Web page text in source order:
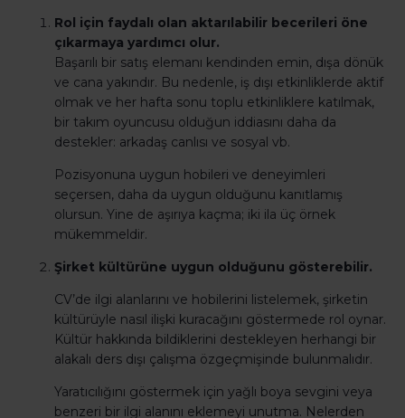
Rol için faydalı olan aktarılabilir becerileri öne
çıkarmaya yardımcı olur.
Başarılı bir satış elemanı kendinden emin, dışa dönük
ve cana yakındır. Bu nedenle, iş dışı etkinliklerde aktif
olmak ve her hafta sonu toplu etkinliklere katılmak,
bir takım oyuncusu olduğun iddiasını daha da
destekler: arkadaş canlısı ve sosyal vb.
Pozisyonuna uygun hobileri ve deneyimleri
seçersen, daha da uygun olduğunu kanıtlamış
olursun. Yine de aşırıya kaçma; iki ila üç örnek
mükemmeldir.
Şirket kültürüne uygun olduğunu gösterebilir.
CV’de ilgi alanlarını ve hobilerini listelemek, şirketin
kültürüyle nasıl ilişki kuracağını göstermede rol oynar.
Kültür hakkında bildiklerini destekleyen herhangi bir
alakalı ders dışı çalışma özgeçmişinde bulunmalıdır.
Yaratıcılığını göstermek ​​için yağlı boya sevgini veya
benzeri bir ilgi alanını eklemeyi unutma. Nelerden